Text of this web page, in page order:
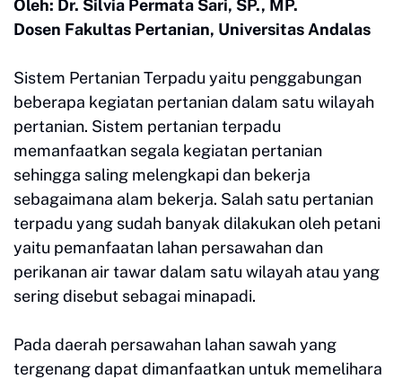
Oleh: Dr. Silvia Permata Sari, SP., MP.
Dosen Fakultas Pertanian, Universitas Andalas
Sistem Pertanian Terpadu yaitu penggabungan
beberapa kegiatan pertanian dalam satu wilayah
pertanian. Sistem pertanian terpadu
memanfaatkan segala kegiatan pertanian
sehingga saling melengkapi dan bekerja
sebagaimana alam bekerja. Salah satu pertanian
terpadu yang sudah banyak dilakukan oleh petani
yaitu pemanfaatan lahan persawahan dan
perikanan air tawar dalam satu wilayah atau yang
sering disebut sebagai minapadi.
Pada daerah persawahan lahan sawah yang
tergenang dapat dimanfaatkan untuk memelihara